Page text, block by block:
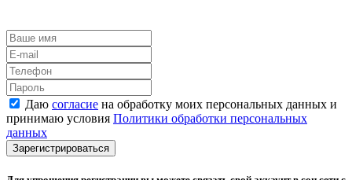
Даю согласие на обработку моих персональных данных и
принимаю условия Политики обработки персональных
данных
Зарегистрироваться